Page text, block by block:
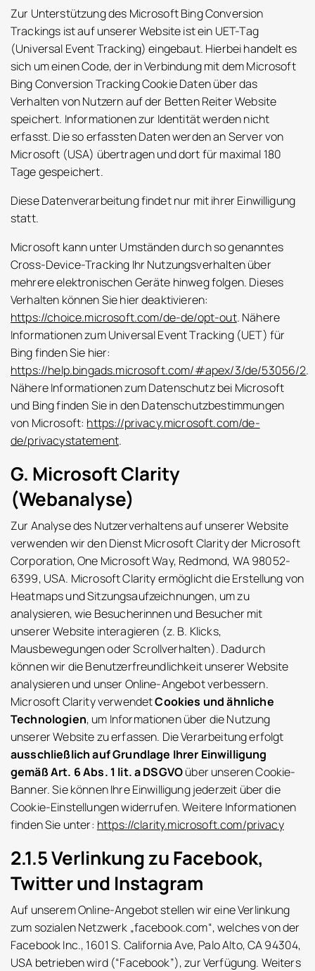
Zur Unterstützung des Microsoft Bing Conversion
Trackings ist auf unserer Website ist ein UET-Tag
(Universal Event Tracking) eingebaut. Hierbei handelt es
sich um einen Code, der in Verbindung mit dem Microsoft
Bing Conversion Tracking Cookie Daten über das
Verhalten von Nutzern auf der Betten Reiter Website
speichert. Informationen zur Identität werden nicht
erfasst. Die so erfassten Daten werden an Server von
Microsoft (USA) übertragen und dort für maximal 180
Tage gespeichert.
Diese Datenverarbeitung findet nur mit ihrer Einwilligung
statt.
Microsoft kann unter Umständen durch so genanntes
Cross-Device-Tracking Ihr Nutzungsverhalten über
mehrere elektronischen Geräte hinweg folgen. Dieses
Verhalten können Sie hier deaktivieren:
https://choice.microsoft.com/de-de/opt-out. Nähere
Informationen zum Universal Event Tracking (UET) für
Bing finden Sie hier:
https://help.bingads.microsoft.com/#apex/3/de/53056/2.
Nähere Informationen zum Datenschutz bei Microsoft
und Bing finden Sie in den Datenschutzbestimmungen
von Microsoft: https://privacy.microsoft.com/de-
de/privacystatement.
G. Microsoft Clarity
(Webanalyse)
Zur Analyse des Nutzerverhaltens auf unserer Website
verwenden wir den Dienst Microsoft Clarity der Microsoft
Corporation, One Microsoft Way, Redmond, WA 98052-
6399, USA. Microsoft Clarity ermöglicht die Erstellung von
Heatmaps und Sitzungsaufzeichnungen, um zu
analysieren, wie Besucherinnen und Besucher mit
unserer Website interagieren (z. B. Klicks,
Mausbewegungen oder Scrollverhalten). Dadurch
können wir die Benutzerfreundlichkeit unserer Website
analysieren und unser Online-Angebot verbessern.
Microsoft Clarity verwendetCookies und ähnliche
Technologien, um Informationen über die Nutzung
unserer Website zu erfassen. Die Verarbeitung erfolgt
ausschließlich auf Grundlage Ihrer Einwilligung
gemäß Art. 6 Abs. 1 lit. a DSGVOüber unseren Cookie-
Banner. Sie können Ihre Einwilligung jederzeit über die
Cookie-Einstellungen widerrufen. Weitere Informationen
finden Sie unter: https://clarity.microsoft.com/privacy
2.1.5 Verlinkung zu Facebook,
Twitter und Instagram
Auf unserem Online-Angebot stellen wir eine Verlinkung
zum sozialen Netzwerk „facebook.com“, welches von der
Facebook Inc., 1601 S. California Ave, Palo Alto, CA 94304,
USA betrieben wird (“Facebook”), zur Verfügung. Weiters